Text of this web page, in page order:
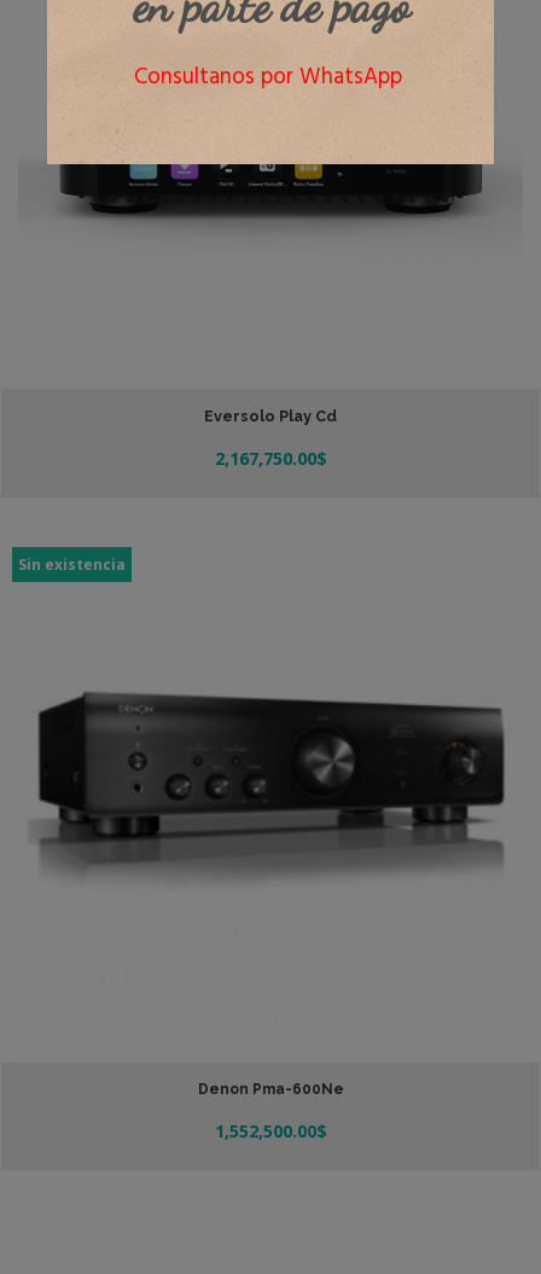
Eversolo Play Cd
2,167,750.00$
Añadir Al Carrito
Denon Pma-600Ne
1,552,500.00$
Leer Más
Consultanos por WhatsApp